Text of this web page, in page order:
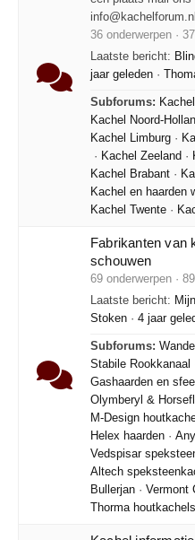
info@kachelforum.nl
36 onderwerpen ·
Laatste bericht:
jaar geleden ·
Subforums:
Kachel Noord-
Kachel Limburg ·
· Kachel Zeeland ·
Kachel Brabant ·
Kachel en haarden
Kachel Twente ·
Fabrikanten van
schouwen
69 onderwerpen ·
Laatste bericht:
Stoken · 4 jaar
Subforums:
Stabile Rookkanaal
Gashaarden en
Olymberyl &
M-Design
Helex haarden ·
Vedspisar
Altech
Bullerjan · Vermont
Thorma houtkachels